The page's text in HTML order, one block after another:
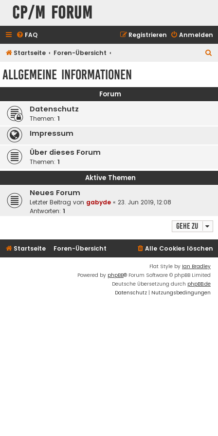
CP/M Forum
FAQ Anmelden
Registrieren
Startseite Foren-Übersicht
e
Allgemeine Informationen
Forum
Datenschutz
Themen: 1
Impressum
Über dieses Forum
Themen: 1
Aktive Themen
Neues Forum
Letzter Beitrag von gabyde « 23. Jun 2019, 12:08
Antworten: 1
Gehe zu
Startseite Foren-Übersicht Alle Cookies löschen
Flat Style by Ian Bradley
Powered by phpBB® Forum Software © phpBB Limited
Deutsche Übersetzung durch phpBB.de
Datenschutz | Nutzungsbedingungen